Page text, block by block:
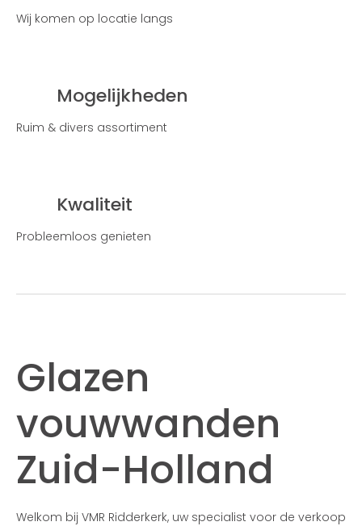
Wij komen op locatie langs
Mogelijkheden
Ruim & divers assortiment
Kwaliteit
Probleemloos genieten
Glazen
vouwwanden
Zuid-Holland
Welkom bij VMR Ridderkerk, uw specialist voor de verkoop